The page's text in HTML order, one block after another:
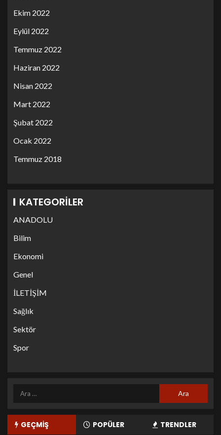
Ekim 2022
Eylül 2022
Temmuz 2022
Haziran 2022
Nisan 2022
Mart 2022
Şubat 2022
Ocak 2022
Temmuz 2018
KATEGORILER
ANADOLU
Bilim
Ekonomi
Genel
İLETİŞİM
Sağlık
Sektör
Spor
GEÇMİŞ POPÜLER TRENDLER